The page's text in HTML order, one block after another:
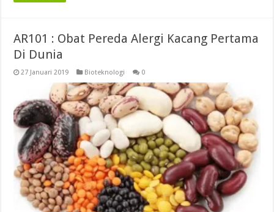
AR101 : Obat Pereda Alergi Kacang Pertama
Di Dunia
27 Januari 2019 Bioteknologi 0